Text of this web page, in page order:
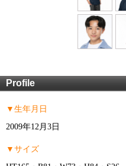
Profile
▼生年月日
2009年12月3日
▼サイズ